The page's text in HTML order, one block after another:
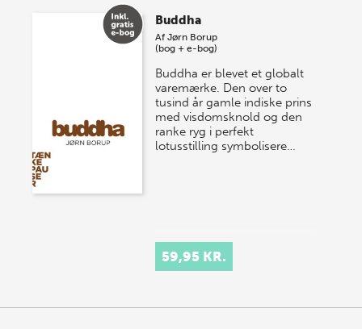
Buddha
AfJørn Borup
(bog + e-bog)
Buddha er blevet et globalt
varemærke. Den over to
tusind år gamle indiske prins
med visdomsknold og den
ranke ryg i perfekt
lotusstilling symbolisere…
59,95 KR.